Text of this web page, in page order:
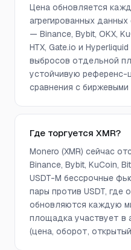
Цена обновляется
агрегированных
— Binance, Bybit, OKX,
HTX, Gate.io и
выбросов отдельной
устойчивую референс-
сравнения с биржевыми
Где торгуется XMR?
Monero (XMR) сейчас
Binance, Bybit, KuCoin,
USDT-M бессрочные
пары против USDT,
обновляются каждую
площадка участвует в
(цена, оборот,